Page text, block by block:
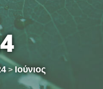
> Ιούνιος